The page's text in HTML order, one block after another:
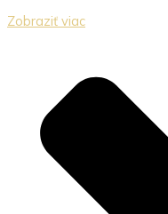
Zobraziť viac